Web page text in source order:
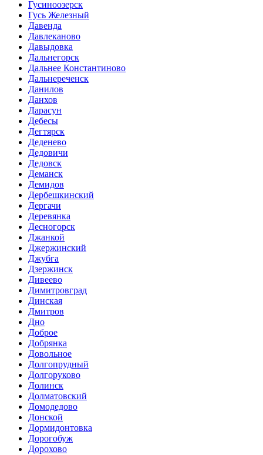
Гусиноозерск
Гусь Железный
Давенда
Давлеканово
Давыдовка
Дальнегорск
Дальнее Константиново
Дальнереченск
Данилов
Данхов
Дарасун
Дебесы
Дегтярск
Деденево
Дедовичи
Дедовск
Деманск
Демидов
Дербешкинский
Дергачи
Деревянка
Десногорск
Джанкой
Джержинский
Джубга
Дзержинск
Дивеево
Димитровград
Динская
Дмитров
Дно
Доброе
Добрянка
Довольное
Долгопрудный
Долгоруково
Долинск
Долматовский
Домодедово
Донской
Дормидонтовка
Дорогобуж
Дорохово